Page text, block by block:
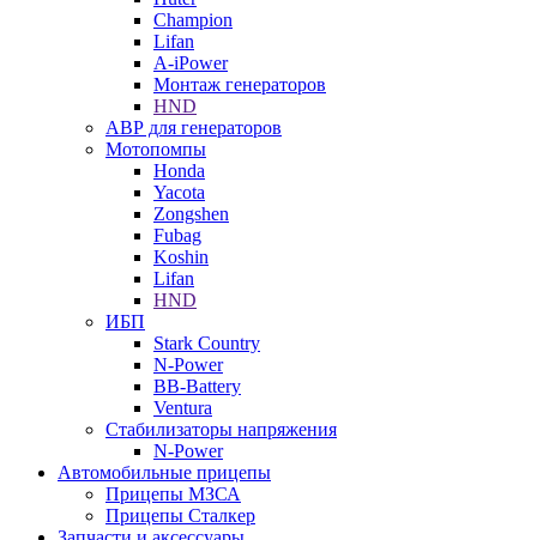
Champion
Lifan
A-iPower
Монтаж генераторов
HND
АВР для генераторов
Мотопомпы
Honda
Yacota
Zongshen
Fubag
Koshin
Lifan
HND
ИБП
Stark Country
N-Power
BB-Battery
Ventura
Стабилизаторы напряжения
N-Power
Автомобильные прицепы
Прицепы МЗСА
Прицепы Сталкер